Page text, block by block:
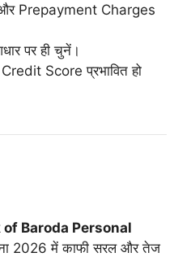
Prepayment Charges
पर ही चुनें।
Score प्रभावित हो
of Baroda Personal
2026 में काफी सरल और तेज